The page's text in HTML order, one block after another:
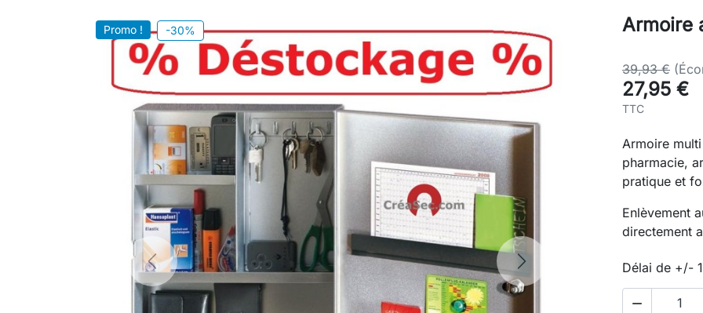
Promo ! -30%
Previous Next
Armoire
39,93 €
27,95 €
TTC
Armoire
pharmacie,
pratique et
Enlèvement
directement
Délai de +/-
